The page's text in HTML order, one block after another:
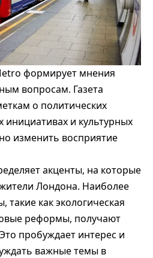
формирует мнения
вопросам. Газета
о политических
и культурных
изменить восприятие
акценты, на которые
Лондона. Наиболее
как экологическая
реформы, получают
пробуждает интерес и
важные темы в